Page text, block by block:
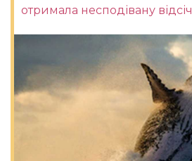
отримала несподівану відсіч